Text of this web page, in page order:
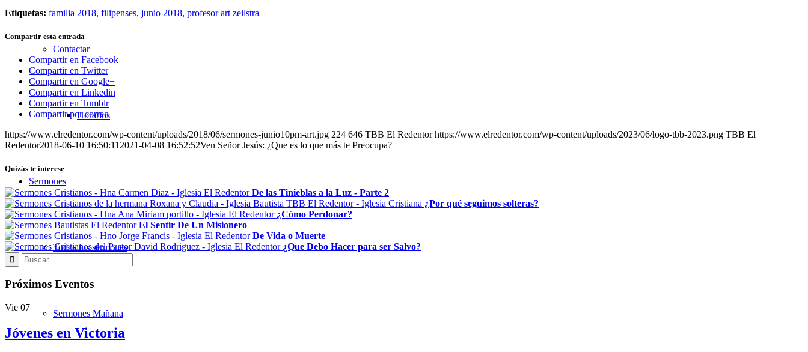
Contactar
Horarios
Sermones
Todos los sermones
Sermones Mañana
Etiquetas: familia 2018, filipenses, junio 2018, profesor art zeilstra
Compartir esta entrada
Compartir en Facebook
Compartir en Twitter
Compartir en Google+
Compartir en Linkedin
Compartir en Tumblr
Compartir por correo
https://www.elredentor.com/wp-content/uploads/2018/06/sermones-junio10pm-art.jpg 224 646 TBB El Redentor https://www.elredentor.com/wp-content/uploads/2023/06/logo-tbb-2023.png TBB El
Redentor2018-06-10 16:50:11 2021-04-08 16:52:52Ven Señor Jesús: ¿Que es lo que más te Preocupa?
Quizás te interese
De las Tinieblas a la Luz - Parte 2
¿Por qué seguimos solteras?
¿Cómo Perdonar?
El Sentir De Un Misionero
De Vida o Muerte
¿Que Debo Hacer para ser Salvo?
Próximos Eventos
Vie 07
Jóvenes en Victoria